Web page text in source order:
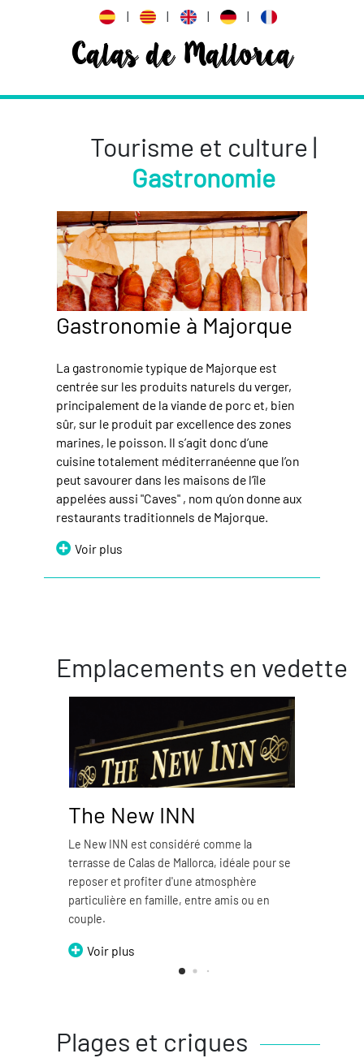
| | | |
Calas de Mallorca
Tourisme et culture |
Gastronomie
Gastronomie à Majorque
La gastronomie typique de Majorque est
centrée sur les produits naturels du verger,
principalement de la viande de porc et, bien
sûr, sur le produit par excellence des zones
marines, le poisson. Il s’agit donc d’une
cuisine totalement méditerranéenne que l’on
peut savourer dans les maisons de l’île
appelées aussi "Caves" , nom qu’on donne aux
restaurants traditionnels de Majorque.
Voir plus
Emplacements en vedette
The New INN
Le New INN est considéré comme la
terrasse de Calas de Mallorca, idéale pour se
reposer et profiter d'une atmosphère
particulière en famille, entre amis ou en
couple.
Voir plus
Plages et criques